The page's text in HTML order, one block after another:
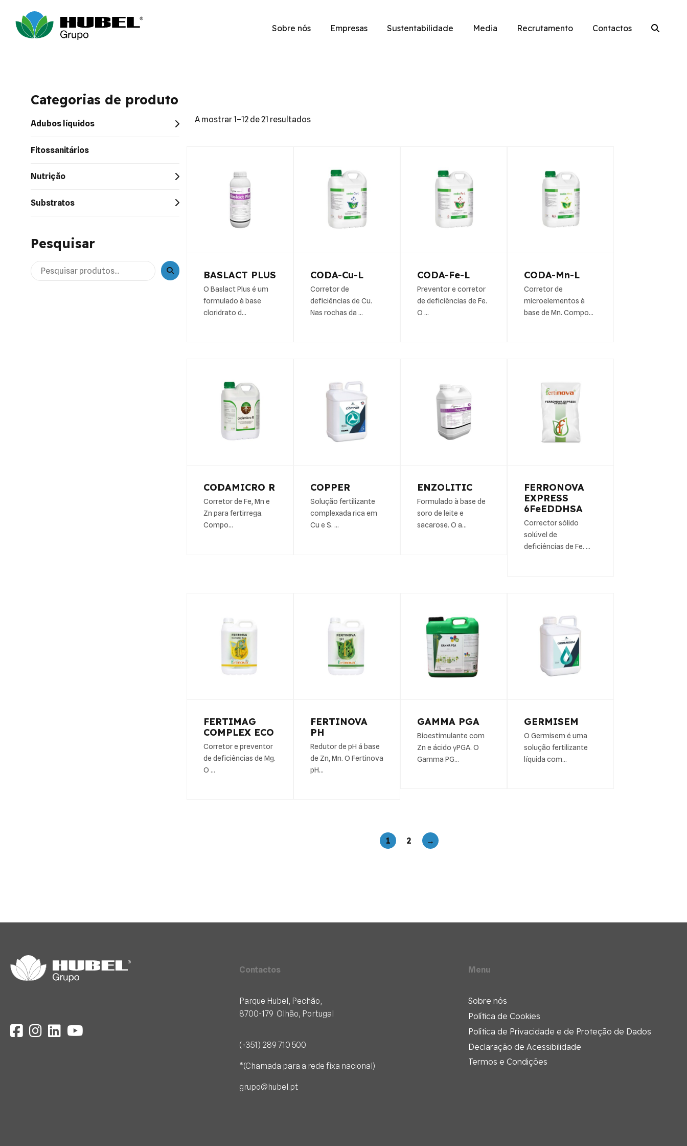
Sobre nós Empresas Sustentabilidade Media Recrutamento Contactos
A mostrar 1–12 de 21 resultados
BASLACT PLUS
O Baslact Plus é um
formulado à base
cloridrato d…
CODA-Cu-L
Corretor de
deficiências de Cu.
Nas rochas da …
CODA-Fe-L
Preventor e corretor
de deficiências de Fe.
O …
CODA-Mn-L
Corretor de
microelementos à
base de Mn. Compo…
CODAMICRO R
Corretor de Fe, Mn e
Zn para fertirrega.
Compo…
COPPER
Solução fertilizante
complexada rica em
Cu e S. …
ENZOLITIC
Formulado à base de
soro de leite e
sacarose. O a…
FERRONOVA
EXPRESS
6FeEDDHSA
Corrector sólido
solúvel de
deficiências de Fe. …
FERTIMAG
COMPLEX ECO
Corretor e preventor
de deficiências de Mg.
O …
FERTINOVA
PH
Redutor de pH á base
de Zn, Mn. O Fertinova
pH…
GAMMA PGA
Bioestimulante com
Zn e ácido γPGA. O
Gamma PG…
GERMISEM
O Germisem é uma
solução fertilizante
líquida com…
1 2 →
Categorias de produto
Adubos líquidos
Fitossanitários
Nutrição
Substratos
Pesquisar
Contactos
Parque Hubel, Pechão,
8700-179 Olhão, Portugal
(+351) 289 710 500
*(Chamada para a rede fixa nacional)
grupo@hubel.pt
Menu
Sobre nós
Política de Cookies
Política de Privacidade e de Proteção de Dados
Declaração de Acessibilidade
Termos e Condições